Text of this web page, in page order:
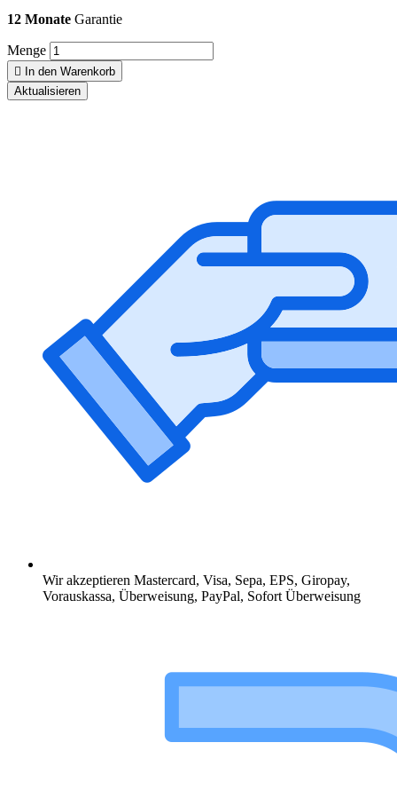
12 Monate Garantie
Menge
 In den Warenkorb
Wir akzeptieren Mastercard, Visa, Sepa, EPS, Giropay,
Vorauskassa, Überweisung, PayPal, Sofort Überweisung